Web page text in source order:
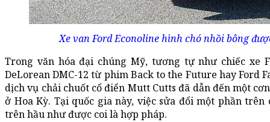
Xe van Ford Econoline hình chó nhồi bông
Trong văn hóa đại chúng Mỹ, tương tự như chiếc xe
DeLorean DMC-12 từ phim Back to the Future hay Ford
dịch vụ chải chuốt cổ điển Mutt Cutts đã dẫn đến một
ở Hoa Kỳ. Tại quốc gia này, việc sửa đổi một phần
trên hầu như được coi là hợp pháp.